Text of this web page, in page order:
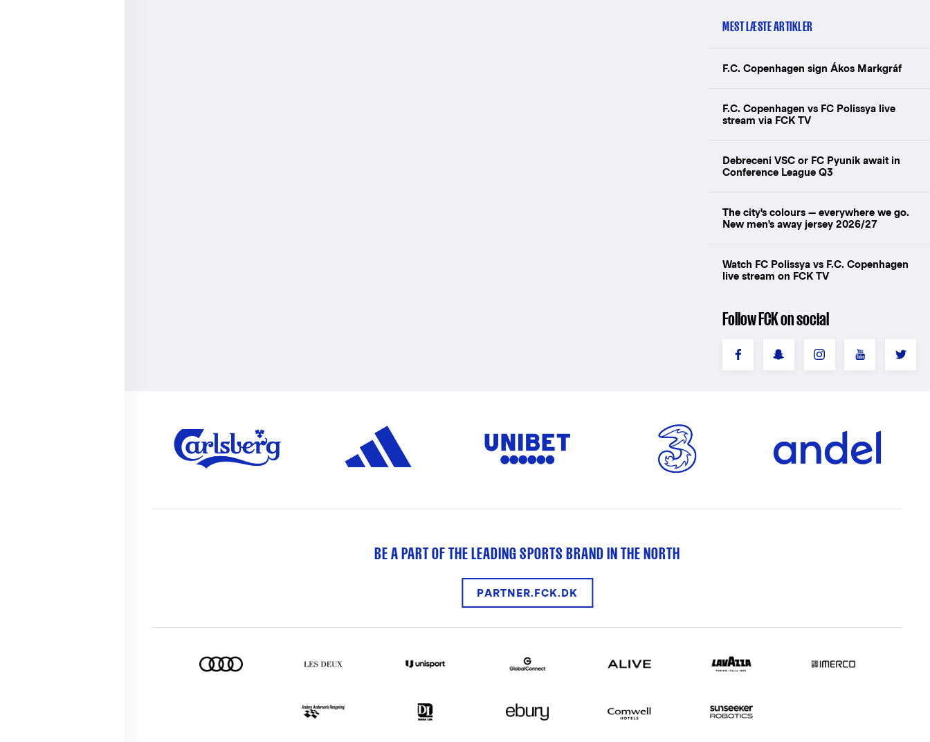
MEST LÆSTE ARTIKLER
F.C. Copenhagen sign Ákos Markgráf
F.C. Copenhagen vs FC Polissya live
stream via FCK TV
Debreceni VSC or FC Pyunik await in
Conference League Q3
The city's colours — everywhere we go.
New men's away jersey 2026/27
Watch FC Polissya vs F.C. Copenhagen
live stream on FCK TV
Follow FCK on social
BE A PART OF THE LEADING SPORTS BRAND IN THE NORTH
PARTNER.FCK.DK